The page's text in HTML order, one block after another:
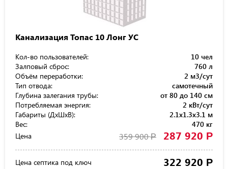
Канализация Топас 10 Лонг УС
Кол-во пользователей:
10 чел
Залповый сброс:
760 л
Объём переработки:
2 м3/сут
Тип отвода:
самотечный
Глубина залегания трубы:
от 80 до 140 см
Потребляемая энергия:
2 кВт/сут
Габариты (ДхШхВ):
2.1x1.3x3.1 м
Вес:
470 кг
Цена
359 900Р 287 920 Р
Цена септика под ключ 322 920 Р